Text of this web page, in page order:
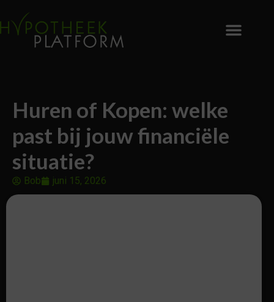
Huren of Kopen: welke
past bij jouw financiële
situatie?
Bob juni 15, 2026